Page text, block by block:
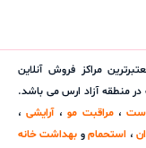
مراکز فروش آنلاین
منطقه آزاد ارس می باشد.
،مراقبت مو،آرایشی،
، استحمامو بهداشت خانه